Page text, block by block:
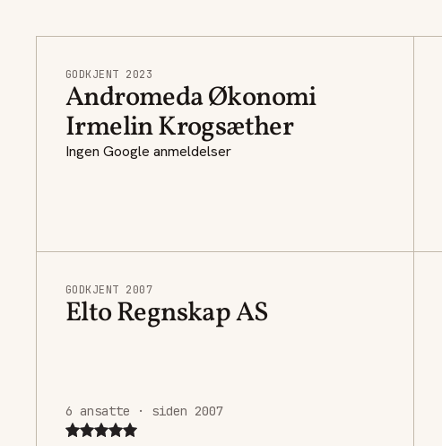
GODKJENT 2023
Andromeda Økonomi
Irmelin Krogsæther
Ingen Google anmeldelser
GODKJENT 2007
Elto Regnskap AS
6 ansatte · siden 2007